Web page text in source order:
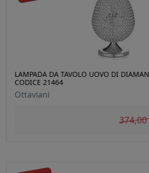
LAMPADA DA TAVOLO UOVO DI
CODICE 21464
Ottaviani